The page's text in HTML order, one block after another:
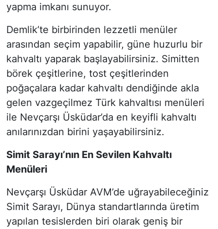
yapma imkanı sunuyor.
Demlik’te birbirinden lezzetli menüler
arasından seçim yapabilir, güne huzurlu bir
kahvaltı yaparak başlayabilirsiniz. Simitten
börek çeşitlerine, tost çeşitlerinden
poğaçalara kadar kahvaltı dendiğinde akla
gelen vazgeçilmez Türk kahvaltısı menüleri
ile Nevçarşı Üsküdar’da en keyifli kahvaltı
anılarınızdan birini yaşayabilirsiniz.
Simit Sarayı’nın En Sevilen Kahvaltı
Menüleri
Nevçarşı Üsküdar AVM’de uğrayabileceğiniz
Simit Sarayı, Dünya standartlarında üretim
yapılan tesislerden biri olarak geniş bir